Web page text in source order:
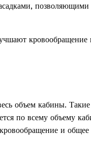
позволяющими
кровообращение
объем кабины.
по всему объему
и общее